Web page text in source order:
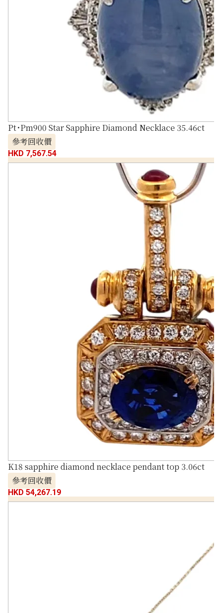
Pt･Pm900 Star Sapphire Diamond Necklace 35.46ct
參考回收價
HKD 7,567.54
K18 sapphire diamond necklace pendant top 3.06ct
參考回收價
HKD 54,267.19